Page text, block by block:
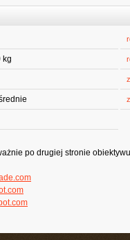
kg
po drugiej stronie obiektywu